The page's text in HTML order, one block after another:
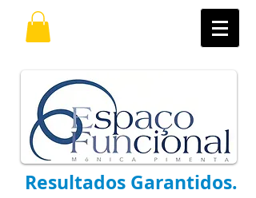
Resultados Garantidos.